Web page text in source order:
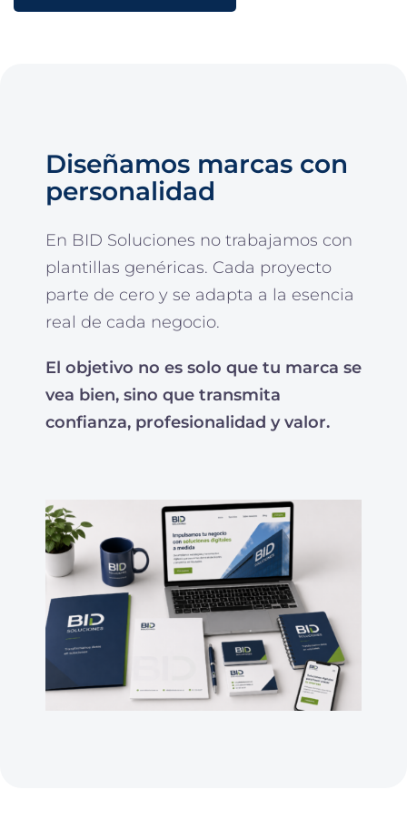
Diseñamos marcas con
personalidad
En BID Soluciones no trabajamos con
plantillas genéricas. Cada proyecto
parte de cero y se adapta a la esencia
real de cada negocio.
El objetivo no es solo que tu marca se
vea bien, sino que transmita
confianza, profesionalidad y valor.